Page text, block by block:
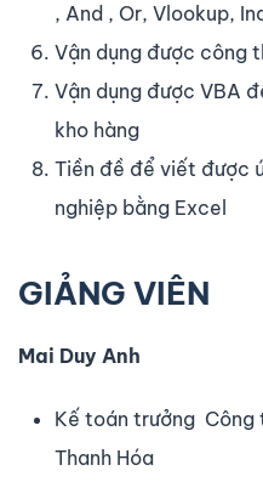
, And , Or, Vlookup,
Vận dụng được công
Vận dụng được VBA
kho hàng
Tiền đề để viết được
nghiệp bằng Excel
GIẢNG VIÊN
Mai Duy Anh
Kế toán trưởng Công
Thanh Hóa